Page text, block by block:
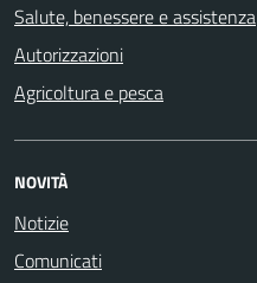
Salute, benessere e assistenza
Autorizzazioni
Agricoltura e pesca
NOVITÀ
Notizie
Comunicati